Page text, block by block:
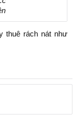
thuê rách nát như